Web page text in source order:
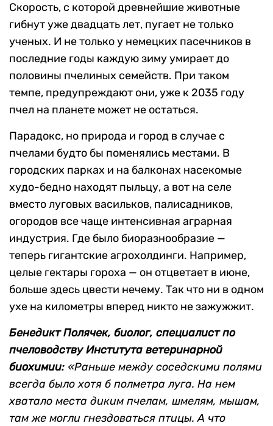
Скорость, с которой древнейшие животные
гибнут уже двадцать лет, пугает не только
ученых. И не только у немецких пасечников в
последние годы каждую зиму умирает до
половины пчелиных семейств. При таком
темпе, предупреждают они, уже к 2035 году
пчел на планете может не остаться.
Парадокс, но природа и город в случае с
пчелами будто бы поменялись местами. В
городских парках и на балконах насекомые
худо-бедно находят пыльцу, а вот на селе
вместо луговых васильков, палисадников,
огородов все чаще интенсивная аграрная
индустрия. Где было биоразнообразие —
теперь гигантские агрохолдинги. Например,
целые гектары гороха — он отцветает в июне,
больше здесь цвести нечему. Так что ни в одном
ухе на километры вперед никто не зажужжит.
Бенедикт Полячек, биолог, специалист по
пчеловодству Института ветеринарной
биохимии: «Раньше между соседскими полями
всегда было хотя б полметра луга. На нем
хватало места диким пчелам, шмелям, мышам,
там же могли гнездоваться птицы. А что